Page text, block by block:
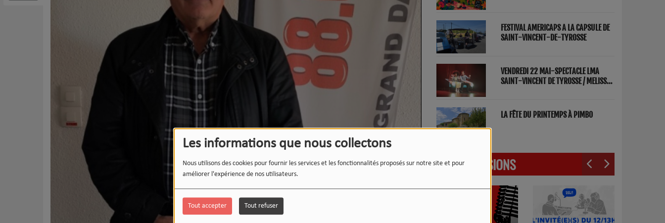
Les informations que nous collectons
Nous utilisons des cookies pour fournir les services et les fonctionnalités proposés sur notre site et pour
améliorer l'expérience de nos utilisateurs.
Tout accepter Tout refuser
FESTIVAL AMERICAPS A LA CAPSULE DE
SAINT-VINCENT-DE-TYROSSE
VENDREDI 22 MAI-SPECTACLE LMA
SAINT-VINCENT DE TYROSSE / MELISSA
LA FÊTE DU PRINTEMPS À PIMBO
LES ÉMISSIONS